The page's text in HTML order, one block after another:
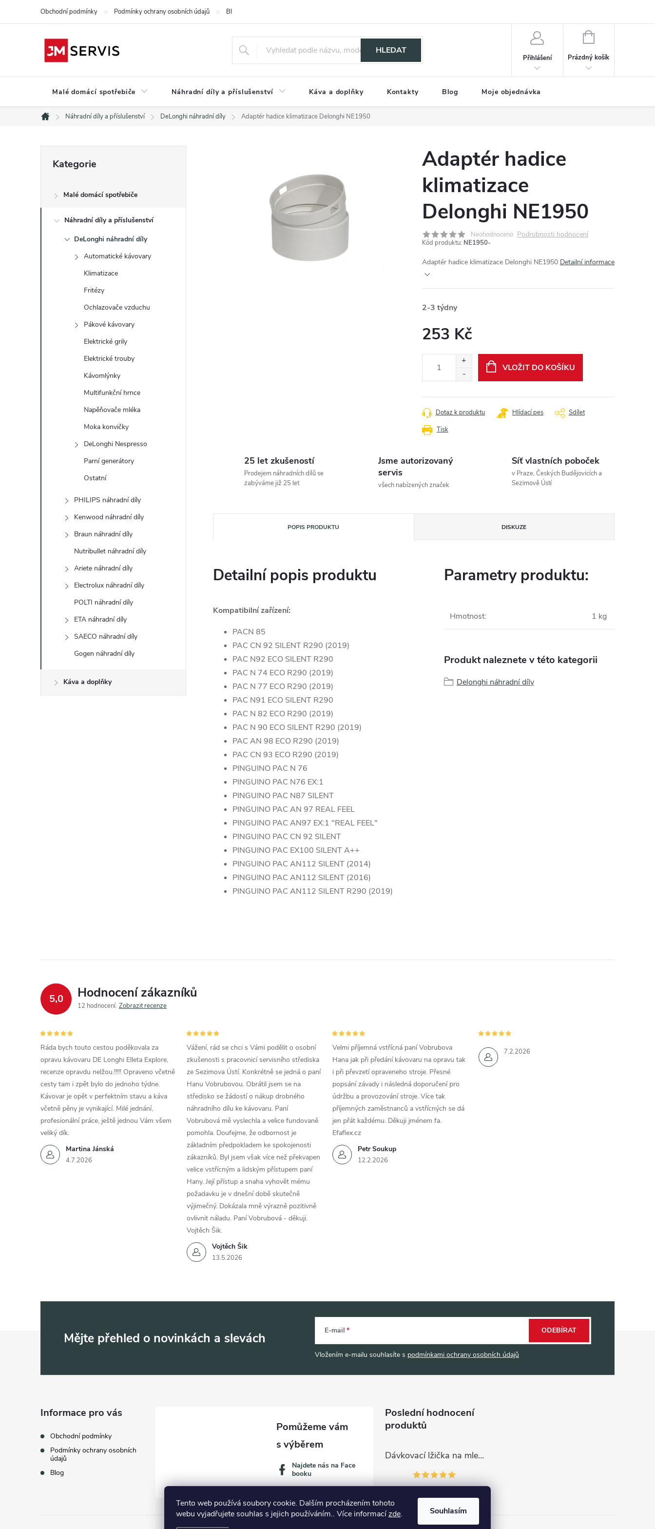
Tento web používá soubory cookie. Dalším procházením tohoto
webu vyjadřujete souhlas s jejich používáním.. Více informacízde. Souhlasím
Obchodní podmínky Podmínky ochrany osobních údajů Blog
HLEDAT
Přihlášení
NÁKUPNÍ
Prázdný košík
Malé domácí spotřebiče Náhradní díly a příslušenství Káva a doplňky Kontakty Blog Moje objednávka
Domů
Náhradní díly a příslušenství DeLonghi náhradní díly Adaptér hadice klimatizace Delonghi NE1950
s
kategorie
Kategorie
Malé domácí spotřebiče
Náhradní díly a příslušenství
DeLonghi náhradní díly
Automatické kávovary
Klimatizace
Fritézy
Ochlazovače vzduchu
Pákové kávovary
Elektrické grily
Elektrické trouby
Kávomlýnky
Multifunkční hrnce
Napěňovače mléka
Moka konvičky
DeLonghi Nespresso
Parní generátory
Ostatní
PHILIPS náhradní díly
Kenwood náhradní díly
Braun náhradní díly
Nutribullet náhradní díly
Ariete náhradní díly
Electrolux náhradní díly
POLTI náhradní díly
ETA náhradní díly
SAECO náhradní díly
Gogen náhradní díly
Káva a doplňky
Adaptér hadice
klimatizace
Delonghi NE1950
Neohodnoceno Podrobnosti hodnocení
Kód produktu: NE1950-
Adaptér hadice klimatizace Delonghi NE1950 Detailní informace
2-3 týdny
253 Kč
VLOŽIT DO KOŠÍKU
Tisk
Dotaz k produktu Hlídací pes Sdílet
25 let zkušeností
Prodejem náhradních dílů se
zabýváme již 25 let
Jsme autorizovaný
servis
všech nabízených značek
Síť vlastních poboček
v Praze, Českých Budějovicích a
Sezimově Ústí
POPIS PRODUKTU DISKUZE
Detailní popis produktu
Kompatibilní zařízení:
PACN 85
PAC CN 92 SILENT R290 (2019)
PAC N92 ECO SILENT R290
PAC N 74 ECO R290 (2019)
PAC N 77 ECO R290 (2019)
PAC N91 ECO SILENT R290
PAC N 82 ECO R290 (2019)
PAC N 90 ECO SILENT R290 (2019)
PAC AN 98 ECO R290 (2019)
PAC CN 93 ECO R290 (2019)
PINGUINO PAC N 76
PINGUINO PAC N76 EX:1
PINGUINO PAC N87 SILENT
PINGUINO PAC AN 97 REAL FEEL
PINGUINO PAC AN97 EX:1 "REAL FEEL"
PINGUINO PAC CN 92 SILENT
PINGUINO PAC EX100 SILENT A++
PINGUINO PAC AN112 SILENT (2014)
PINGUINO PAC AN112 SILENT (2016)
PINGUINO PAC AN112 SILENT R290 (2019)
Parametry produktu:
Hmotnost: 1 kg
Produkt naleznete v této kategorii
Delonghi náhradní díly
5,0 Hodnocení zákazníků
12 hodnocení Zobrazit recenze
Martina Jánská
4.7.2026
Ráda bych touto cestou poděkovala za
opravu kávovaru DE Longhi Elleta Explore,
recenze opravdu nelžou.!!!!! Opraveno včetně
cesty tam i zpět bylo do jednoho týdne.
Kávovar je opět v perfektním stavu a káva
včetně pěny je vynikající. Milé jednání,
profesionální práce, ještě jednou Vám všem
veliký dík.
Vojtěch Šik
13.5.2026
Vážení, rád se chci s Vámi podělit o osobní
zkušenosti s pracovnicí servisního střediska
ze Sezimova Ústí. Konkrétně se jedná o paní
Hanu Vobrubovou. Obrátil jsem se na
středisko se žádostí o nákup drobného
náhradního dílu ke kávovaru. Paní
Vobrubová mě vyslechla a velice fundovaně
pomohla. Doufejme, že odbornost je
základním předpokladem ke spokojenosti
zákazníků. Byl jsem však více než překvapen
velice vstřícným a lidským přístupem paní
Hany. Její přístup a snaha vyhovět mému
požadavku je v dnešní době skutečně
výjimečný. Dokázala mně výrazně pozitivně
ovlivnit náladu. Paní Vobrubová - děkuji.
Vojtěch Šik.
Petr Soukup
12.2.2026
Velmi příjemná vstřícná paní Vobrubova
Hana jak při předání kávovaru na opravu tak
i při převzetí opraveneho stroje. Přesné
popsání závady i následná doporučení pro
údržbu a provozování stroje. Více tak
příjemných zaměstnanců a vstřícných se dá
jen přát každému. Děkuji jménem fa.
Efaflex.cz
7.2.2026
Mějte přehled o novinkách a slevách E-mail
Vložením e-mailu souhlasíte s podmínkami ochrany osobních údajů
ODEBÍRAT
Informace pro vás
Obchodní podmínky
Podmínky ochrany osobních
údajů
Blog
Najdete nás na Face
booku
Poslední hodnocení
produktů
Dávkovací lžička na mletou kávu 53132C8134